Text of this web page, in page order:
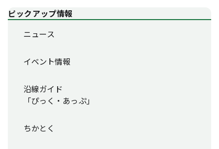
ピックアップ情報
ニュース
イベント情報
沿線ガイド
「ぴっく・あっぷ」
ちかとく